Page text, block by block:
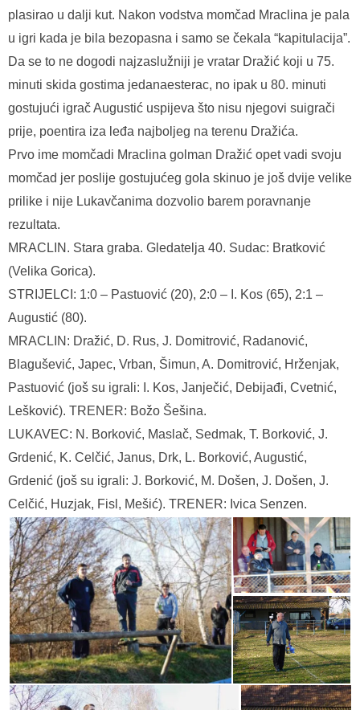
plasirao u dalji kut. Nakon vodstva momčad Mraclina je pala
u igri kada je bila bezopasna i samo se čekala “kapitulacija”.
Da se to ne dogodi najzaslužniji je vratar Dražić koji u 75.
minuti skida gostima jedanaesterac, no ipak u 80. minuti
gostujući igrač Augustić uspijeva što nisu njegovi suigrači
prije, poentira iza leđa najboljeg na terenu Dražića.
Prvo ime momčadi Mraclina golman Dražić opet vadi svoju
momčad jer poslije gostujućeg gola skinuo je još dvije velike
prilike i nije Lukavčanima dozvolio barem poravnanje
rezultata.
MRACLIN. Stara graba. Gledatelja 40. Sudac: Bratković
(Velika Gorica).
STRIJELCI: 1:0 – Pastuović (20), 2:0 – I. Kos (65), 2:1 –
Augustić (80).
MRACLIN: Dražić, D. Rus, J. Domitrović, Radanović,
Blagušević, Japec, Vrban, Šimun, A. Domitrović, Hrženjak,
Pastuović (još su igrali: I. Kos, Janječić, Debijađi, Cvetnić,
Lešković). TRENER: Božo Šešina.
LUKAVEC: N. Borković, Maslač, Sedmak, T. Borković, J.
Grdenić, K. Celčić, Janus, Drk, L. Borković, Augustić,
Grdenić (još su igrali: J. Borković, M. Došen, J. Došen, J.
Celčić, Huzjak, Fisl, Mešić). TRENER: Ivica Senzen.